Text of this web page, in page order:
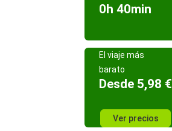
0h 40min
El viaje más
barato
Desde 5,98 €
Ver precios